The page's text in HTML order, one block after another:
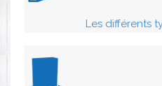
Les différents